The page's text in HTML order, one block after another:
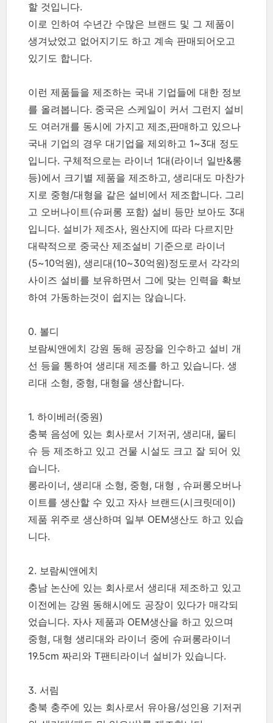
할 것입니다.
이로 인하여 수년간 수많은 브랜드 및 그 제품이
생겨났었고 없어지기도 하고 계속 판매되어오고
있기도 합니다.
이런 제품들을 제조하는 국내 기업들에 대한 정보
를 올려봅니다. 중국은 스케일이 커서 그런지 설비
도 여러개를 동시에 가지고 제조,판매하고 있으나
국내 기업의 경우 대기업을 제외하고 1~3대 정도
입니다. 구체적으로는 라이너 1대(라이너 일반&롱
등)에서 크기별 제품을 제조하고, 생리대도 마찬가
지로 중형/대형을 같은 설비에서 제조합니다. 그리
고 오버나이트(슈퍼롱 포함) 설비 등만 보아도 3대
입니다. 설비가 제조사, 원산지에 따라 다르지만
대략적으로 중국산 제조설비 기준으로 라이너
(5~10억원), 생리대(10~30억원)정도로서 각각의
사이즈 설비를 보유하면서 그에 맞는 인력을 확보
하여 가동하는것이 쉽지는 않습니다.
0. 볼디
보람씨앤에치 강원 동해 공장을 인수하고 설비 개
선 등을 통하여 생리대 제조를 하고 있습니다. 생
리대 소형, 중형, 대형을 생산합니다.
1. 하이베러(중원)
충북 음성에 있는 회사로서 기저귀, 생리대, 물티
슈 등 제조하고 있고 건물 시설도 크고 잘 되어 있
습니다.
롱라이너, 생리대 소형, 중형, 대형 , 슈퍼롱오버나
이트를 생산할 수 있고 자사 브랜드(시크릿데이)
제품 위주로 생산하며 일부 OEM생산도 하고 있습
니다.
2. 보람씨앤에치
충남 논산에 있는 회사로서 생리대 제조하고 있고
이전에는 강원 동해시에도 공장이 있다가 매각되
었습니다. 자사 제품과 OEM생산을 하고 있으며
중형, 대형 생리대와 라이너 중에 슈퍼롱라이너
19.5cm 짜리와 T팬티라이너 설비가 있습니다.
3. 서림
충북 충주에 있는 회사로서 유아용/성인용 기저귀